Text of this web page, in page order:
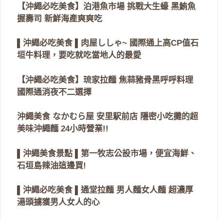
【沖繩必吃美食】泊港魚市場 挑戰大生蠔 黑鮪魚
握壽司 新鮮海產爽爽吃
▌沖繩必吃美食 ▌肉屋ししゃ~ 國際通上高CP值石
垣牛料理，要吃就吃當地人的最愛
【沖繩必吃美食】琉家拉麵 焦蒜豬骨黑呼呼料理
國際通消夜不二選擇
沖繩美食 なかむら屋 安里駅前店 隱密小吃攤的超
美味沖繩麵 24小時營業!!
▌沖繩美食景點 ▌第一牧志公設市場，便宜海鮮、
石垣島辣油這邊買!
▌沖繩必吃美食 ▌通堂拉麵 男人麵女人麵 超濃厚
湯頭擄獲男人女人的心